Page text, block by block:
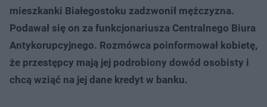
mieszkanki Białegostoku zadzwonił mężczyzna.
Podawał się on za funkcjonariusza Centralnego Biura
Antykorupcyjnego. Rozmówca poinformował kobietę,
że przestępcy mają jej podrobiony dowód osobisty i
chcą wziąć na jej dane kredyt w banku.